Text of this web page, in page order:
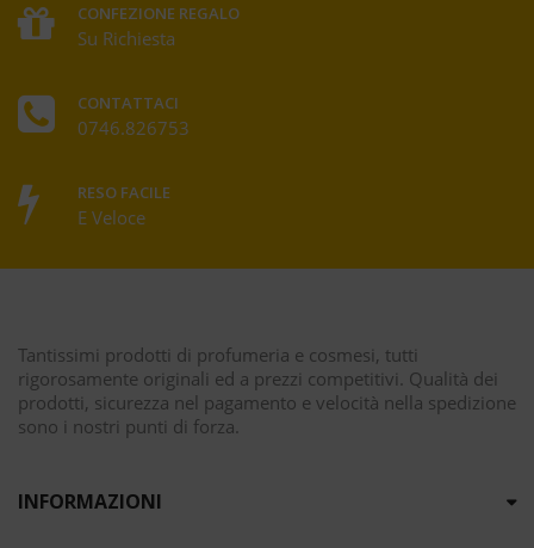
CONFEZIONE REGALO
Su Richiesta
CONTATTACI
0746.826753
RESO FACILE
E Veloce
Tantissimi prodotti di profumeria e cosmesi, tutti
rigorosamente originali ed a prezzi competitivi. Qualità dei
prodotti, sicurezza nel pagamento e velocità nella spedizione
sono i nostri punti di forza.
INFORMAZIONI